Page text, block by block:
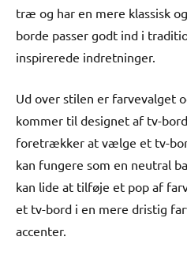
træ og har en mere klassisk
borde passer godt ind i
inspirerede indretninger.
Ud over stilen er farvevalget
kommer til designet af tv-
foretrækker at vælge et tv-
kan fungere som en neutral
kan lide at tilføje et pop af
et tv-bord i en mere dristig
accenter.